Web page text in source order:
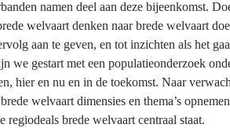
namen deel aan deze bijeenkomst.
welvaart denken naar brede welvaart
aan te geven, en tot inzichten als het
we gestart met een populatieonderzoek
hier en nu en in de toekomst. Naar
welvaart dimensies en thema’s
brede welvaart centraal staat.